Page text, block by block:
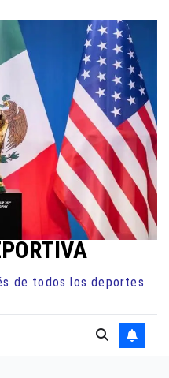
de todos los deportes